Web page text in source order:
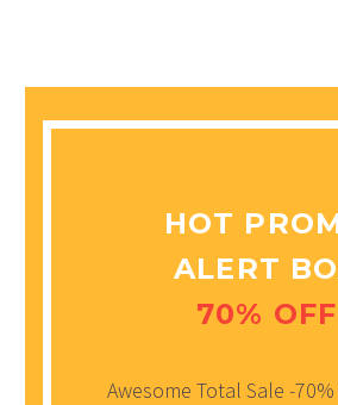
HOT
ALERT
70% OFF
Awesome Total Sale -